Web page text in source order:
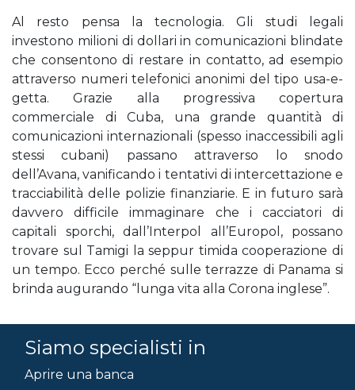
Al resto pensa la tecnologia. Gli studi legali
investono milioni di dollari in comunicazioni blindate
che consentono di restare in contatto, ad esempio
attraverso numeri telefonici anonimi del tipo usa-e-
getta. Grazie alla progressiva copertura
commerciale di Cuba, una grande quantità di
comunicazioni internazionali (spesso inaccessibili agli
stessi cubani) passano attraverso lo snodo
dell’Avana, vanificando i tentativi di intercettazione e
tracciabilità delle polizie finanziarie. E in futuro sarà
davvero difficile immaginare che i cacciatori di
capitali sporchi, dall’Interpol all’Europol, possano
trovare sul Tamigi la seppur timida cooperazione di
un tempo. Ecco perché sulle terrazze di Panama si
brinda augurando “lunga vita alla Corona inglese”.
Siamo specialisti in
Aprire una banca